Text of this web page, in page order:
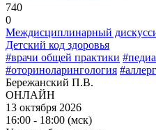
740
0
Междисциплинарный
Детский код здоровья
#врачи общей практики
#оториноларингология
Бережанский П.В.
ОНЛАЙН
13 октября 2026
16:00 - 18:00 (мск)